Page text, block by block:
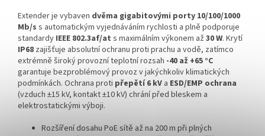
Extender je vybaven dvěma gigabitovými porty 10/100/1000
Mb/s s automatickým vyjednáváním rychlosti a plně podporuje
standardy IEEE 802.3af/at s maximálním výkonem až 30 W. Krytí
IP68 zajišťuje absolutní ochranu proti prachu a vodě, zatímco
extrémně široký provozní teplotní rozsah -40 až +65 °C
garantuje bezproblémový provoz v jakýchkoliv klimatických
podmínkách. Ochrana proti přepětí 6 kV a ESD/EMP ochrana
(vzduch ±15 kV, kontakt ±10 kV) chrání před bleskem a
elektrostatickými výboji.
Rozšíření dosahu PoE sítě až na 200 m při plných